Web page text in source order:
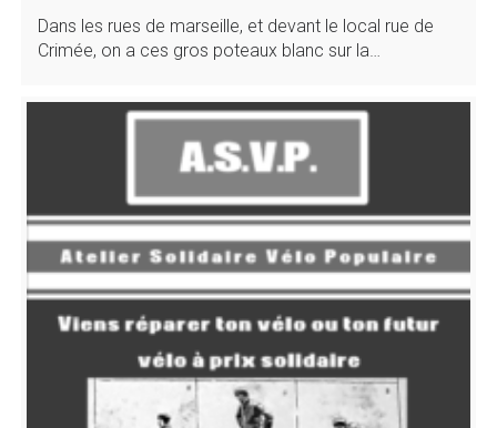
Dans les rues de marseille, et devant le local rue de
Crimée, on a ces gros poteaux blanc sur la…